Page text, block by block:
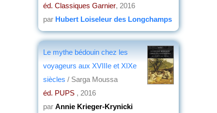
éd. Classiques Garnier, 2016
par Hubert Loiseleur des Longchamps
Le mythe bédouin chez les
voyageurs aux XVIIIe et XIXe
siècles / Sarga Moussa
éd. PUPS , 2016
par Annie Krieger-Krynicki